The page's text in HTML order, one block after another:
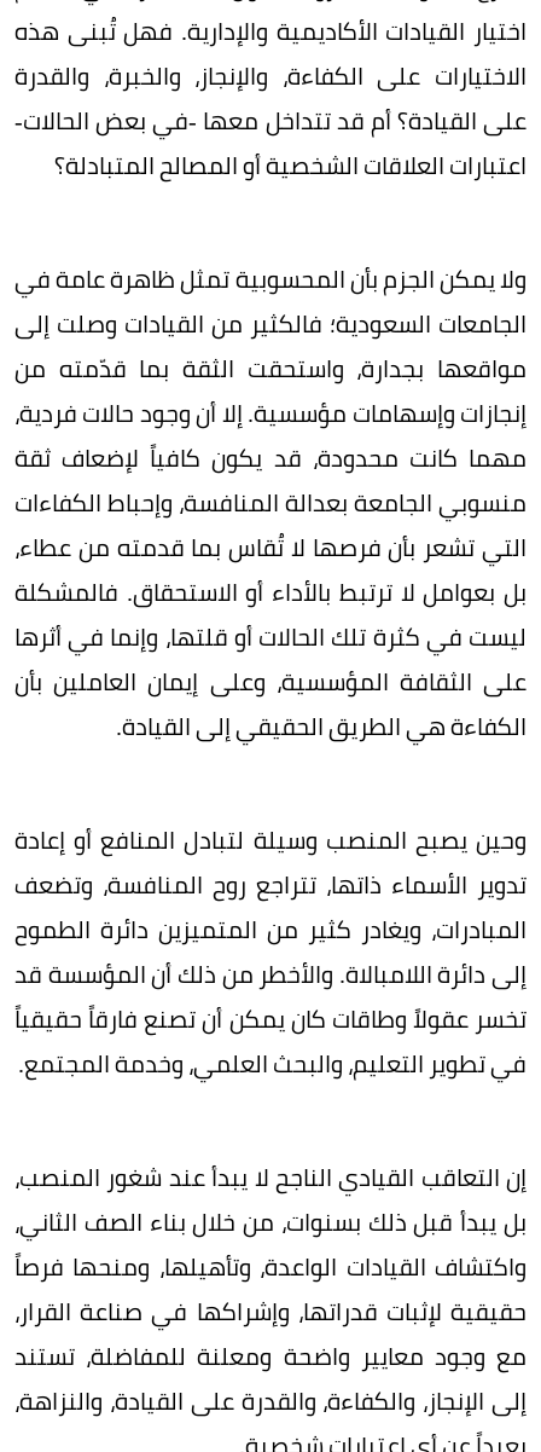
اختيار القيادات الأكاديمية والإدارية. فهل تُبنى هذه
الاختيارات على الكفاءة، والإنجاز، والخبرة، والقدرة
على القيادة؟ أم قد تتداخل معها -في بعض الحالات-
اعتبارات العلاقات الشخصية أو المصالح المتبادلة؟
ولا يمكن الجزم بأن المحسوبية تمثل ظاهرة عامة في
الجامعات السعودية؛ فالكثير من القيادات وصلت إلى
مواقعها بجدارة، واستحقت الثقة بما قدّمته من
إنجازات وإسهامات مؤسسية. إلا أن وجود حالات فردية،
مهما كانت محدودة، قد يكون كافياً لإضعاف ثقة
منسوبي الجامعة بعدالة المنافسة، وإحباط الكفاءات
التي تشعر بأن فرصها لا تُقاس بما قدمته من عطاء،
بل بعوامل لا ترتبط بالأداء أو الاستحقاق. فالمشكلة
ليست في كثرة تلك الحالات أو قلتها، وإنما في أثرها
على الثقافة المؤسسية، وعلى إيمان العاملين بأن
الكفاءة هي الطريق الحقيقي إلى القيادة.
وحين يصبح المنصب وسيلة لتبادل المنافع أو إعادة
تدوير الأسماء ذاتها، تتراجع روح المنافسة، وتضعف
المبادرات، ويغادر كثير من المتميزين دائرة الطموح
إلى دائرة اللامبالاة. والأخطر من ذلك أن المؤسسة قد
تخسر عقولاً وطاقات كان يمكن أن تصنع فارقاً حقيقياً
في تطوير التعليم، والبحث العلمي، وخدمة المجتمع.
إن التعاقب القيادي الناجح لا يبدأ عند شغور المنصب،
بل يبدأ قبل ذلك بسنوات، من خلال بناء الصف الثاني،
واكتشاف القيادات الواعدة، وتأهيلها، ومنحها فرصاً
حقيقية لإثبات قدراتها، وإشراكها في صناعة القرار،
مع وجود معايير واضحة ومعلنة للمفاضلة، تستند
إلى الإنجاز، والكفاءة، والقدرة على القيادة، والنزاهة،